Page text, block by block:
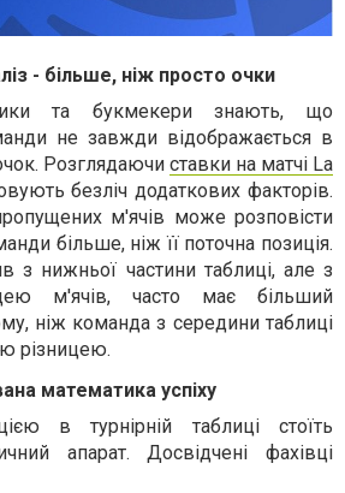
- більше, ніж просто очки
та букмекери знають, що
не завжди відображається в
Розглядаючи ставки на матчі La
безліч додаткових факторів.
м'ячів може розповісти
більше, ніж її поточна позиція.
з нижньої частини таблиці, але з
м'ячів, часто має більший
ніж команда з середини таблиці
різницею.
математика успіху
в турнірній таблиці стоїть
апарат. Досвідчені фахівці